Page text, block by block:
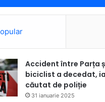
Accident între Parța
biciclist a decedat,
căutat de poliție
31 ianuarie 2025